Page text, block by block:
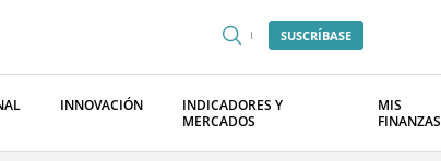
SUSCRÍBASE
INNOVACIÓN
INDICADORES Y
MERCADOS
MIS
FINANZAS